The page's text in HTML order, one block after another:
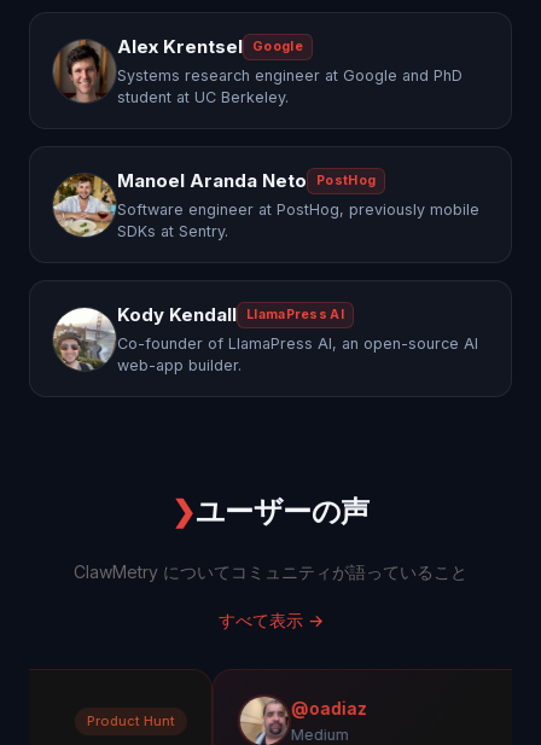
Alex Krentsel Google
Systems research engineer at Google and PhD
student at UC Berkeley.
Manoel Aranda Neto PostHog
Software engineer at PostHog, previously mobile
SDKs at Sentry.
Kody Kendall LlamaPress AI
Co-founder of LlamaPress AI, an open-source AI
web-app builder.
❯ユーザーの声
ClawMetry についてコミュニティが語っていること
すべて表示→
@oadiaz
Medium